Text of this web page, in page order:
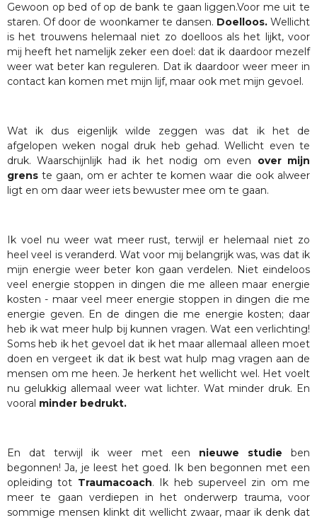
Gewoon op bed of op de bank te gaan liggen.Voor me uit te
staren. Of door de woonkamer te dansen. Doelloos.Wellicht
is het trouwens helemaal niet zo doelloos als het lijkt, voor
mij heeft het namelijk zeker een doel: dat ik daardoor mezelf
weer wat beter kan reguleren. Dat ik daardoor weer meer in
contact kan komen met mijn lijf, maar ook met mijn gevoel.
Wat ik dus eigenlijk wilde zeggen was dat ik het de
afgelopen weken nogal druk heb gehad. Wellicht even te
druk. Waarschijnlijk had ik het nodig om even over mijn
grens te gaan, om er achter te komen waar die ook alweer
ligt en om daar weer iets bewuster mee om te gaan.
Ik voel nu weer wat meer rust, terwijl er helemaal niet zo
heel veel is veranderd. Wat voor mij belangrijk was, was dat ik
mijn energie weer beter kon gaan verdelen. Niet eindeloos
veel energie stoppen in dingen die me alleen maar energie
kosten - maar veel meer energie stoppen in dingen die me
energie geven. En de dingen die me energie kosten; daar
heb ik wat meer hulp bij kunnen vragen. Wat een verlichting!
Soms heb ik het gevoel dat ik het maar allemaal alleen moet
doen en vergeet ik dat ik best wat hulp mag vragen aan de
mensen om me heen. Je herkent het wellicht wel. Het voelt
nu gelukkig allemaal weer wat lichter. Wat minder druk. En
vooral minder bedrukt.
En dat terwijl ik weer met een nieuwe studie ben
begonnen! Ja, je leest het goed. Ik ben begonnen met een
opleiding tot Traumacoach. Ik heb superveel zin om me
meer te gaan verdiepen in het onderwerp trauma, voor
sommige mensen klinkt dit wellicht zwaar, maar ik denk dat